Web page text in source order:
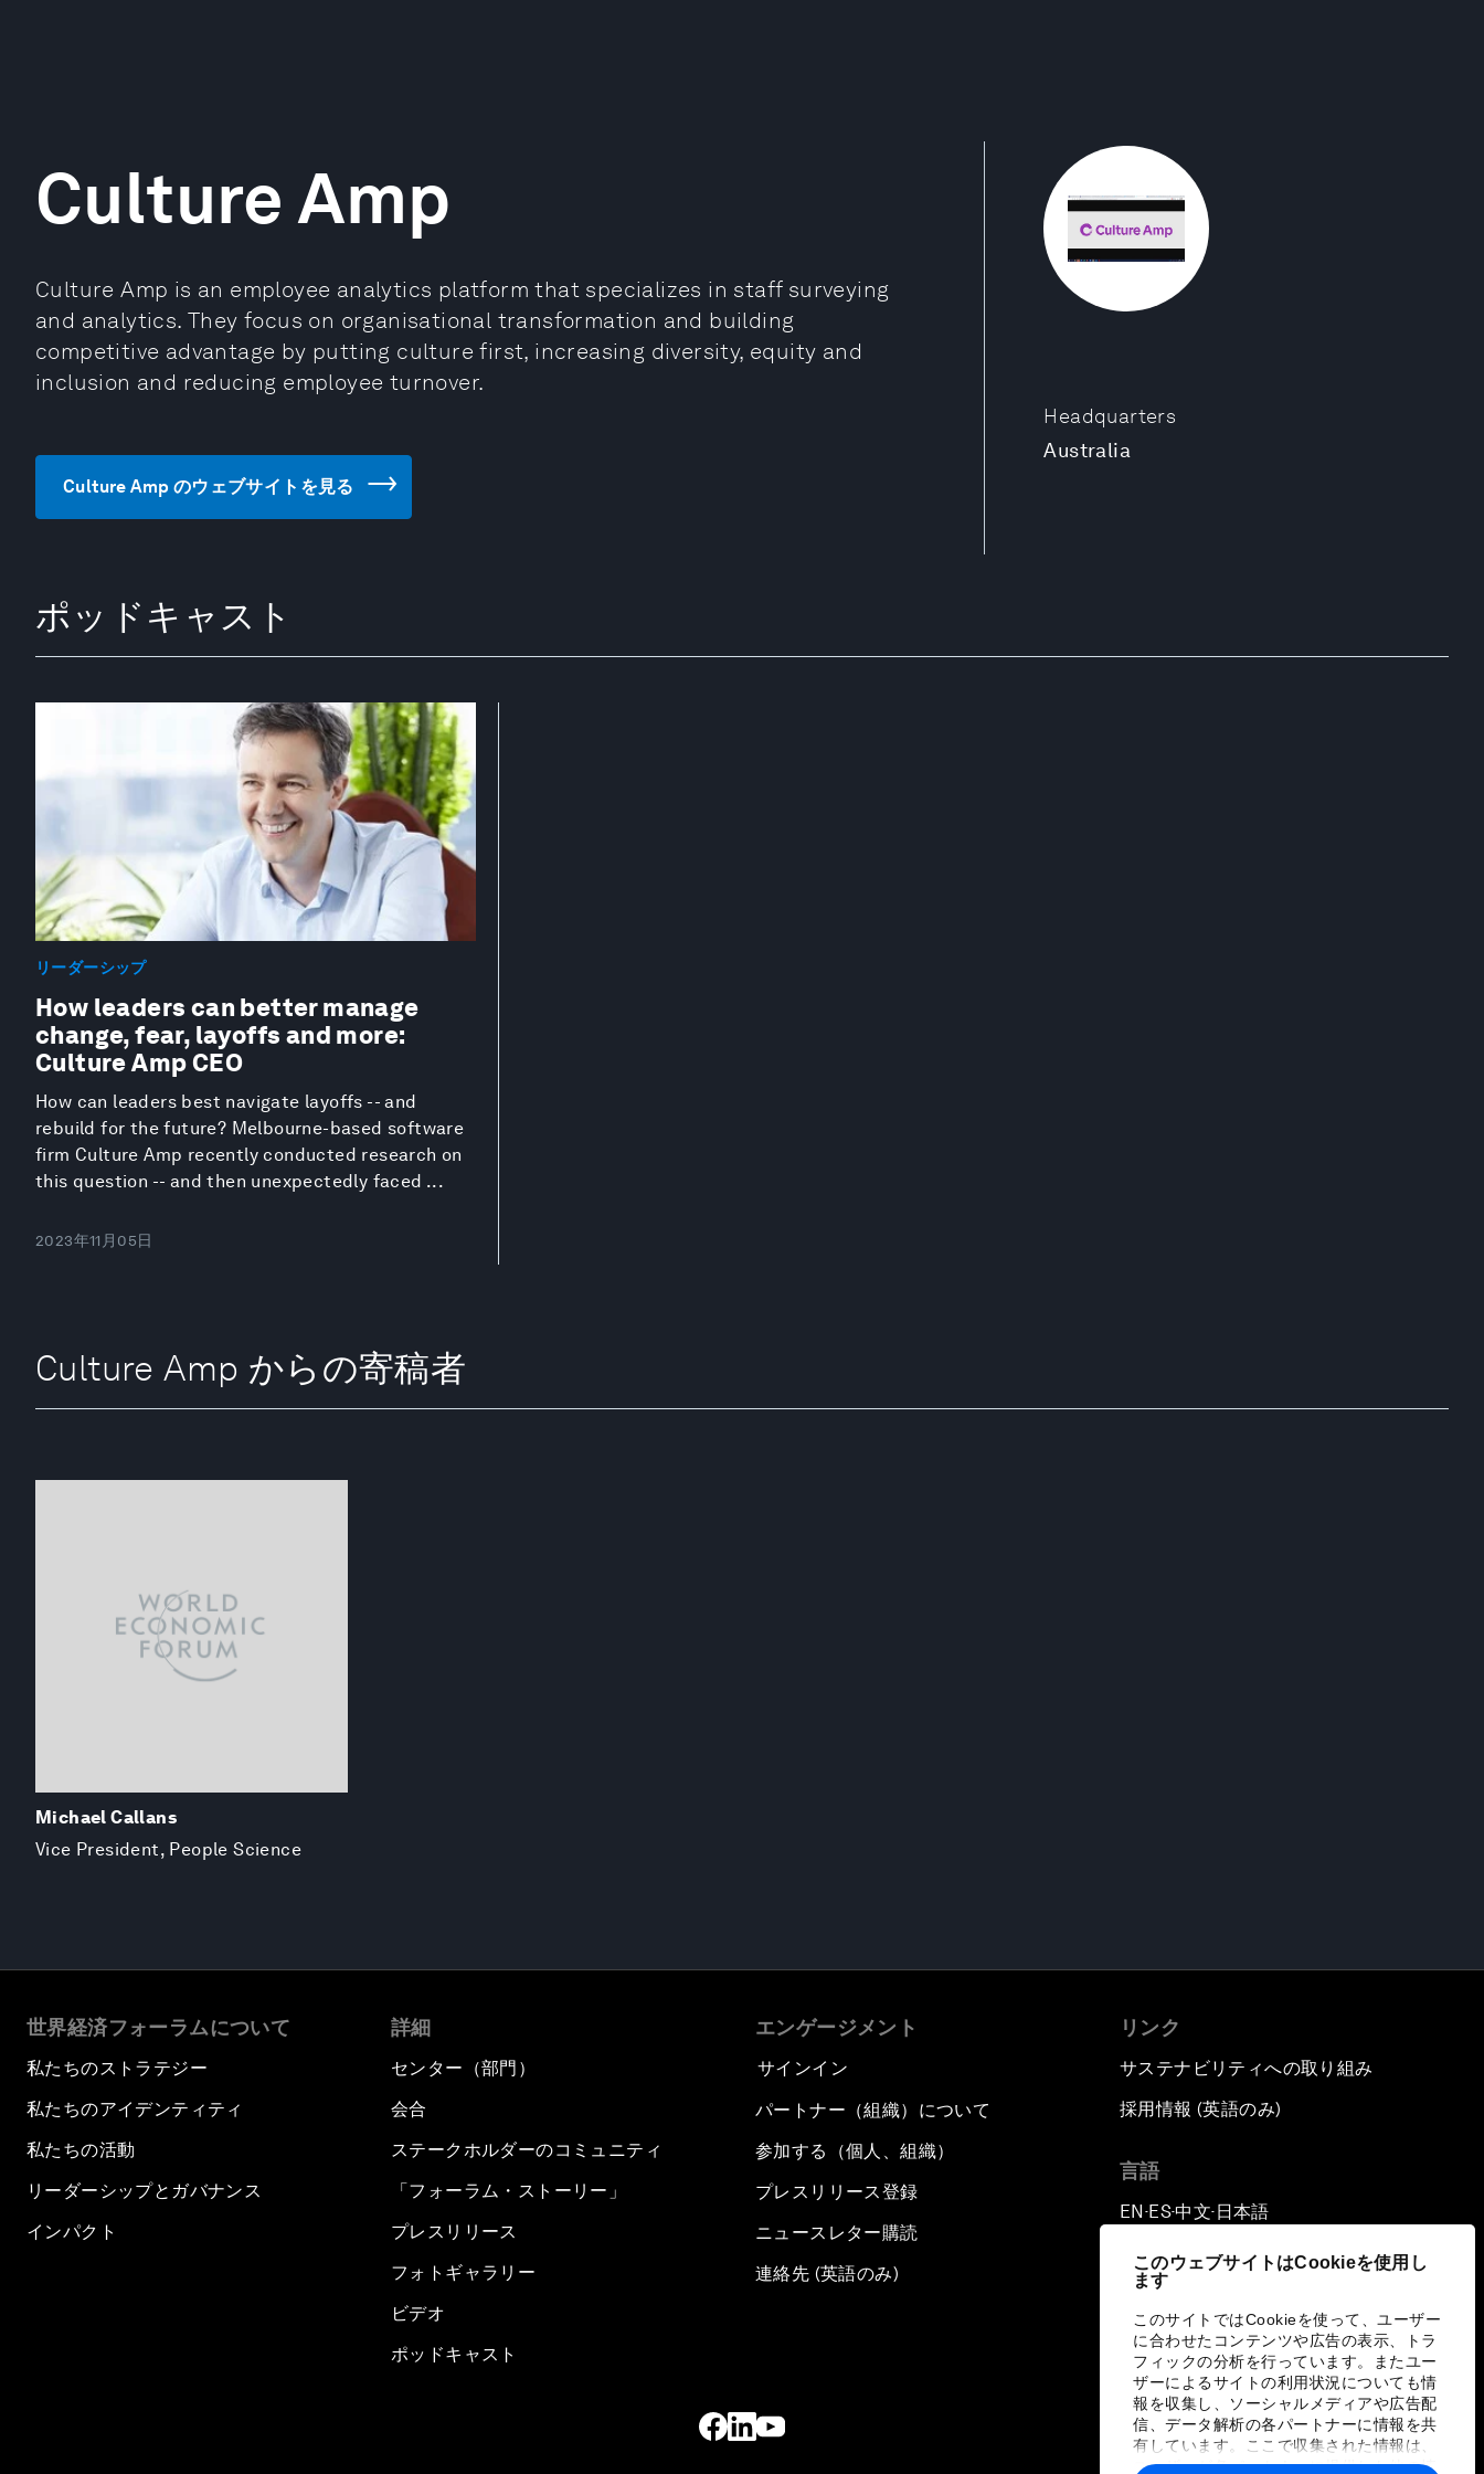
このウェブサイトはCookieを使用し
ます
このサイトではCookieを使って、ユーザー
に合わせたコンテンツや広告の表示、トラ
フィックの分析を行っています。またユー
ザーによるサイトの利用状況についても情
報を収集し、ソーシャルメディアや広告配
信、データ解析の各パートナーに情報を共
有しています。ここで収集された情報は、
ユーザーが各パートナーに提供した他の情
Headquarters
Australia
Culture Amp
Culture Amp is an employee analytics platform that specializes in staff surveying
and analytics. They focus on organisational transformation and building
competitive advantage by putting culture first, increasing diversity, equity and
inclusion and reducing employee turnover.
Culture Amp のウェブサイトを見る
ポッドキャスト
リーダーシップ
How leaders can better manage
change, fear, layoffs and more:
Culture Amp CEO
How can leaders best navigate layoffs -- and
rebuild for the future? Melbourne-based software
firm Culture Amp recently conducted research on
this question -- and then unexpectedly faced ...
2023年11月05日
Culture Amp からの寄稿者
Michael Callans
Vice President, People Science
世界経済フォーラムについて
私たちのストラテジー
私たちのアイデンティティ
私たちの活動
リーダーシップとガバナンス
インパクト
詳細
センター（部門）
会合
ステークホルダーのコミュニティ
「フォーラム・ストーリー」
プレスリリース
フォトギャラリー
ビデオ
ポッドキャスト
エンゲージメント
サインイン
パートナー（組織）について
参加する（個人、組織）
プレスリリース登録
ニュースレター購読
連絡先 (英語のみ)
リンク
サステナビリティへの取り組み
採用情報 (英語のみ)
言語
EN ▪ES▪中文▪ 日本語